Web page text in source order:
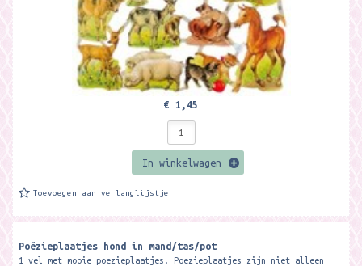
€ 1,45
In winkelwagen
Toevoegen aan verlanglijstje
Poëzieplaatjes hond in mand/tas/pot
1 vel met mooie poezieplaatjes. Poezieplaatjes zijn niet alleen